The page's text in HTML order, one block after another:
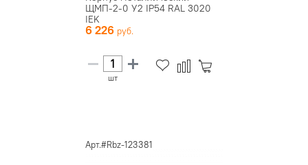
ЩМП-2-0 У2 IP54 RAL 3020
IEK
6 226
шт
Арт.#Rbz-123381